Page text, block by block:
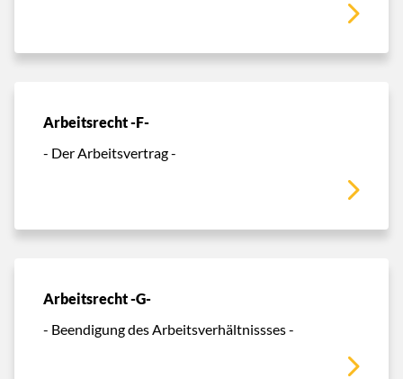
Arbeitsrecht -F-
- Der Arbeitsvertrag -
Arbeitsrecht -G-
- Beendigung des Arbeitsverhältnissses -